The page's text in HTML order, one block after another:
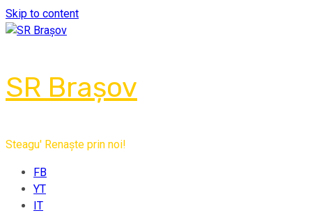
Skip to content
SR Brașov
Steagu' Renaște prin noi!
FB
YT
IT